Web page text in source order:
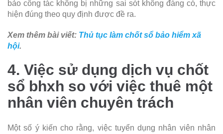
bảo công tác không bị những sai sót không đáng có, thực
hiện đúng theo quy định được đề ra.
Xem thêm bài viết: Thủ tục làm chốt sổ bảo hiểm xã
hội.
4. Việc sử dụng dịch vụ chốt
sổ bhxh so với việc thuê một
nhân viên chuyên trách
Một số ý kiến cho rằng, việc tuyển dụng nhân viên nhân